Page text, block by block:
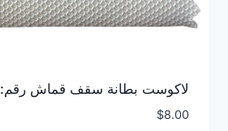
لاكوست بطانة سقف قماش رقم: 179
$8.00